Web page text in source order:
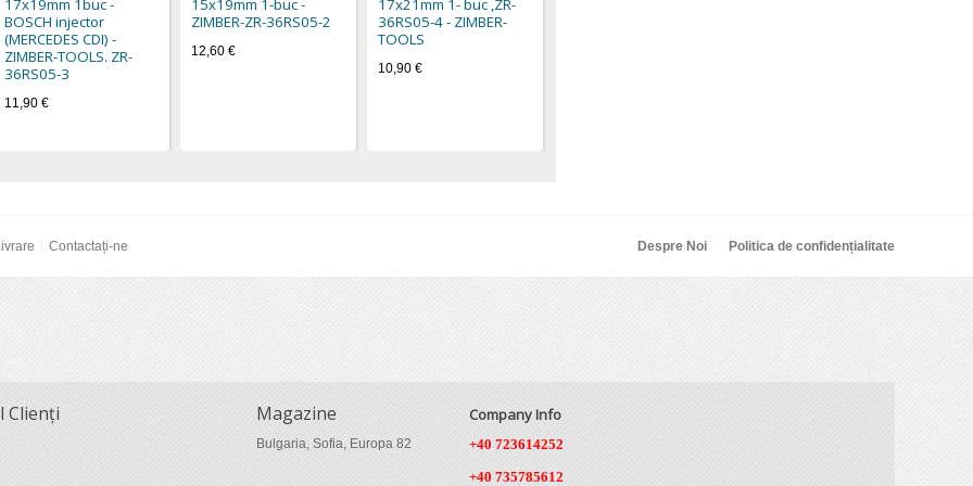
17x19mm 1buc -
BOSCH injector
(MERCEDES CDI) -
ZIMBER-TOOLS. ZR-
36RS05-3
11,90 €
15x19mm 1-buc -
ZIMBER-ZR-36RS05-2
12,60 €
17x21mm 1- buc ,ZR-
36RS05-4 - ZIMBER-
TOOLS
10,90 €
Contactați-ne Despre Noi Politica de confidențialitate
Clienți Magazine
Bulgaria, Sofia, Europa 82
Company Info
+40 723614252
+40 735785612